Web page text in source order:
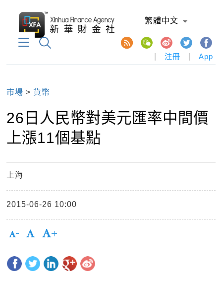
繁體中文
注冊 App
市場 > 貨幣
26日人民幣對美元匯率中間價
上漲11個基點
上海
2015-06-26 10:00